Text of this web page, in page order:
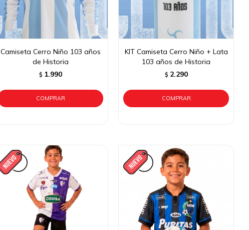
Camiseta Cerro Niño 103 años
de Historia
$ 1.990
KIT Camiseta Cerro Niño + Lata
103 años de Historia
$ 2.290